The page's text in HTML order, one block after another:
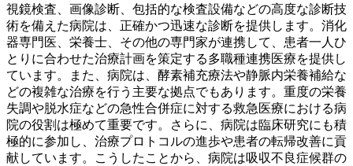
視鏡検査、画像診断、包括的な検査設備などの高度な診断技
術を備えた病院は、正確かつ迅速な診断を提供します。消化
器専門医、栄養士、その他の専門家が連携して、患者一人ひ
とりに合わせた治療計画を策定する多職種連携医療を提供し
ています。また、病院は、酵素補充療法や静脈内栄養補給な
どの複雑な治療を行う主要な拠点でもあります。重度の栄養
失調や脱水症などの急性合併症に対する救急医療における病
院の役割は極めて重要です。さらに、病院は臨床研究にも積
極的に参加し、治療プロトコルの進歩や患者の転帰改善に貢
献しています。こうしたことから、病院は吸収不良症候群の